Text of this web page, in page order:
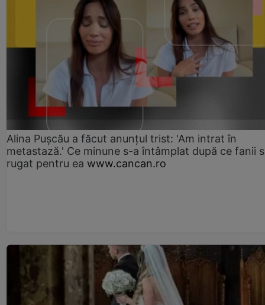
Alina Pușcău a făcut anunțul trist: 'Am intrat în
metastază.' Ce minune s-a întâmplat după ce fanii
rugat pentru ea www.cancan.ro